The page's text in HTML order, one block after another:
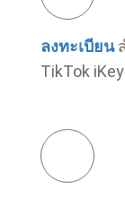
ลงทะเบียน
TikTok